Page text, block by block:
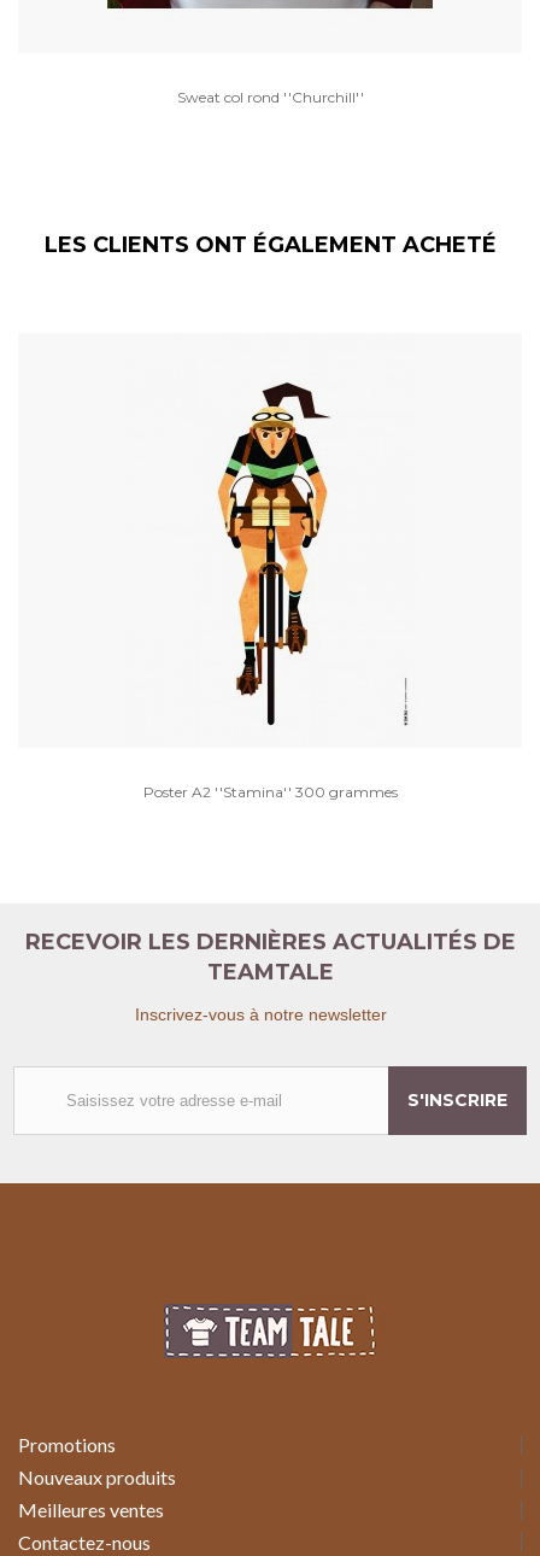
Sweat col rond ''Churchill''
LES CLIENTS ONT ÉGALEMENT ACHETÉ
Poster A2 ''Stamina'' 300 grammes
RECEVOIR LES DERNIÈRES ACTUALITÉS DE
TEAMTALE
Inscrivez-vous à notre newsletter
S'INSCRIRE
Promotions
Nouveaux produits
Meilleures ventes
Contactez-nous